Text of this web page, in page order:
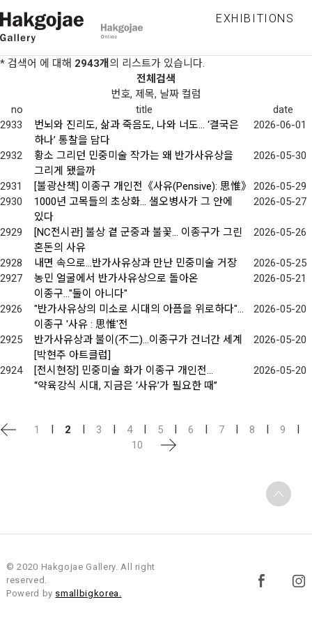
EXHIBITIONS
* 검색어 에 대해 2943개 의 리스트가 있습니다.
전체검색
번호, 제목, 날짜 컬럼
no
title
date
2933
번뇌와 진리도, 삶과 죽음도, 나와 너도… ‘결국은
하나’ 통찰을 담다
2026-06-01
2932
황소 그리던 민중미술 작가는 왜 반가사유상을
그리게 됐을까
2026-05-30
2931 [불광산책] 이종구 개인전《사유(Pensive): 思惟》
2026-05-29
2930
1000년 고목들의 초상화... 샐오병사가 그 안에
있다
2026-05-27
2929
[NC전시관] 불상 곁 군중과 불꽃… 이종구가 그린
혼돈의 사유
2026-05-26
2928 내면 속으로…반가사유상과 만난 민중미술 거장
2026-05-25
2927
농민 얼굴에서 반가사유상으로 돌아온
이종구…"둘이 아니다"
2026-05-21
2926
"반가사유상의 미소로 시대의 아픔을 위로하다"…
이종구 '사유 : 思惟'전
2026-05-20
2925
반가사유상과 불이(不二)…이종구가 건너간 세계
[박현주 아트클럽]
2026-05-20
2924
[전시현장] 민중미술 화가 이종구 개인전…
“약육강식 시대, 지금은 ‘사유’가 필요한 때”
2026-05-20
1 | 2 | 3 | 4 | 5 | 6 | 7 | 8 | 9
|
10
© 2020 Hakgojae Gallery. All right
reserved.
Powerd by smallbigkorea.